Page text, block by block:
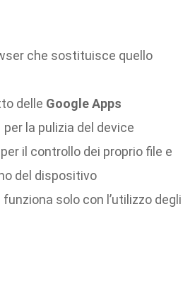
che sostituisce quello
delle Google Apps
per la pulizia del device
il controllo dei proprio file e
del dispositivo
solo con l’utilizzo degli